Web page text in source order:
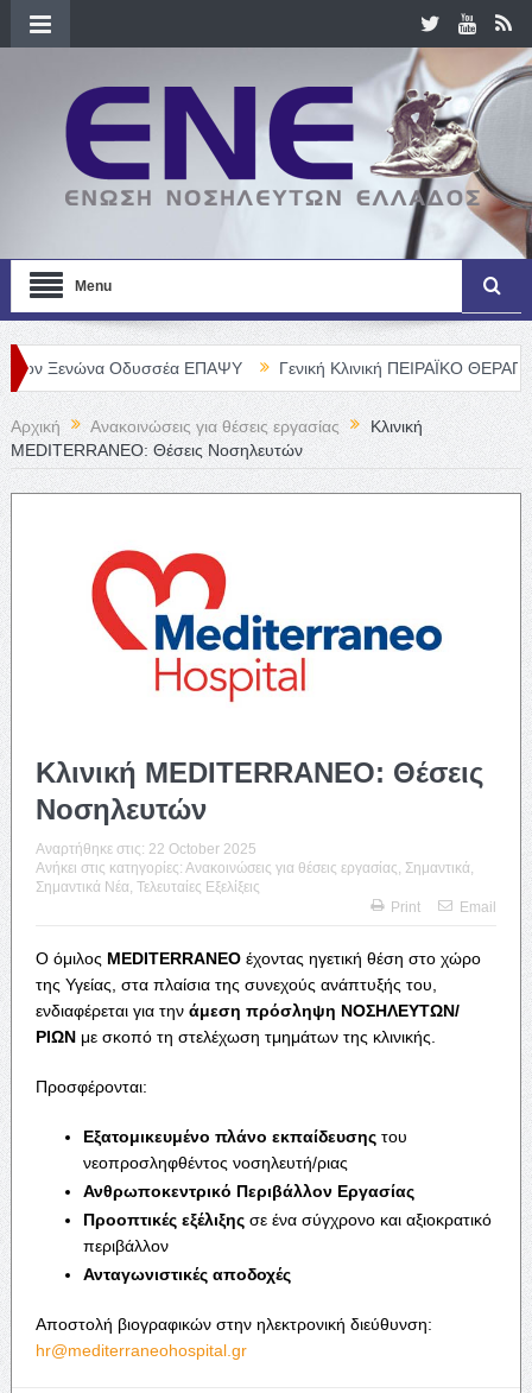
Menu
Οδυσσέα ΕΠΑΨΥ Γενική Κλινική ΠΕΙΡΑΪΚΟ ΘΕΡΑΠΕΥΤΗΡΙΟ
Αρχική Ανακοινώσεις για θέσεις εργασίας
Κλινική
MEDITERRANEO: Θέσεις Νοσηλευτών
Κλινική MEDITERRANEO: Θέσεις
Νοσηλευτών
Αναρτήθηκε στις: 22 October 2025
Ανήκει στις κατηγορίες: Ανακοινώσεις για θέσεις εργασίας Σημαντικά
Σημαντικά Νέα Τελευταίες Εξελίξεις
Print
Email
Ο όμιλος MEDITERRANEOέχοντας ηγετική θέση στο χώρο
της Υγείας, στα πλαίσια της συνεχούς ανάπτυξής του,
ενδιαφέρεται για την άμεση πρόσληψη ΝΟΣΗΛΕΥΤΩΝ/
ΡΙΩΝμε σκοπό τη στελέχωση τμημάτων της κλινικής.
Προσφέρονται:
Εξατομικευμένο πλάνο εκπαίδευσηςτου
νεοπροσληφθέντος νοσηλευτή/ριας
Ανθρωποκεντρικό Περιβάλλον Εργασίας
Προοπτικές εξέλιξηςσε ένα σύγχρονο και αξιοκρατικό
περιβάλλον
Ανταγωνιστικές αποδοχές
Αποστολή βιογραφικών στην ηλεκτρονική διεύθυνση:
hr@mediterraneohospital.gr